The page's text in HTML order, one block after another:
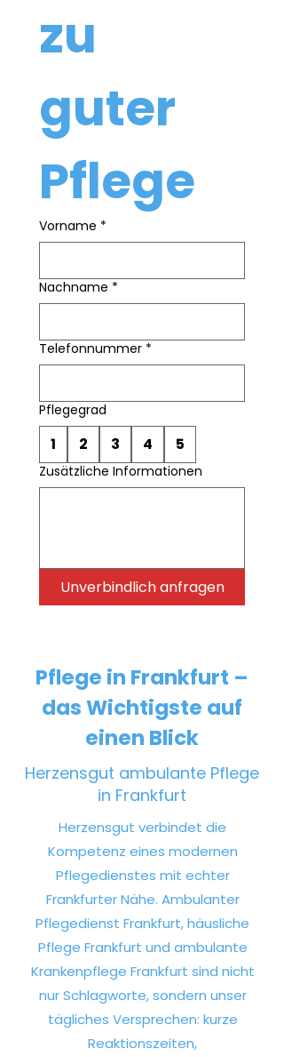
zu
guter
Pflege
Vorname *
Nachname *
Telefonnummer *
Pflegegrad
1 2 3 4 5
Zusätzliche Informationen
Unverbindlich anfragen
Pflege in Frankfurt –
das Wichtigste auf
einen Blick
Herzensgut ambulante Pflege
in Frankfurt
Herzensgut verbindet die
Kompetenz eines modernen
Pflegedienstes mit echter
Frankfurter Nähe. Ambulanter
Pflegedienst Frankfurt, häusliche
Pflege Frankfurt und ambulante
Krankenpflege Frankfurt sind nicht
nur Schlagworte, sondern unser
tägliches Versprechen: kurze
Reaktionszeiten,